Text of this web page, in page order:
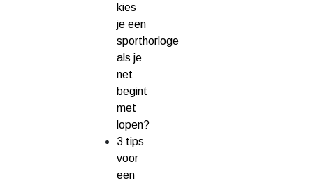
kies
je een
sporthorloge
als je
net
begint
met
lopen?
3 tips
voor
een